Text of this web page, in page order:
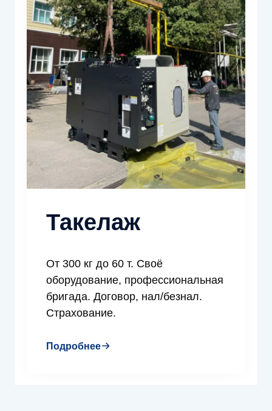
Такелаж
От 300 кг до 60 т. Своё
оборудование, профессиональная
бригада. Договор, нал/безнал.
Страхование.
Подробнее